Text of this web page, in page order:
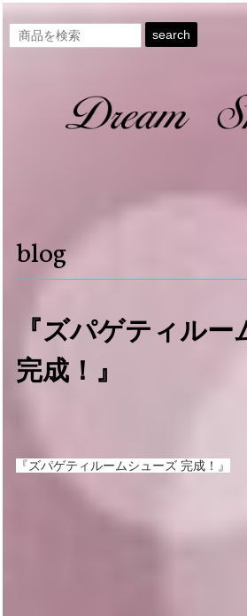
search
blog
『ズパゲティル
完成！』
『ズパゲティルームシューズ 完成！』